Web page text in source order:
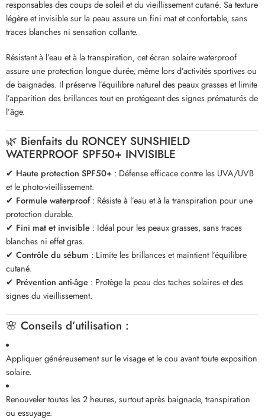
responsables des coups de soleil et du vieillissement cutané. Sa texture
légère et invisible sur la peau assure un fini mat et confortable, sans
traces blanches ni sensation collante.
Résistant à l’eau et à la transpiration, cet écran solaire waterproof
assure une protection longue durée, même lors d’activités sportives ou
de baignades. Il préserve l’équilibre naturel des peaux grasses et limite
l’apparition des brillances tout en protégeant des signes prématurés de
l’âge.
🌿 Bienfaits du RONCEY SUNSHIELD
WATERPROOF SPF50+ INVISIBLE
✔ Haute protection SPF50+ : Défense efficace contre les UVA/UVB
et le photo-vieillissement.
✔ Formule waterproof: Résiste à l’eau et à la transpiration pour une
protection durable.
✔ Fini mat et invisible : Idéal pour les peaux grasses, sans traces
blanches ni effet gras.
✔ Contrôle du sébum : Limite les brillances et maintient l’équilibre
cutané.
✔ Prévention anti-âge : Protège la peau des taches solaires et des
signes du vieillissement.
🌸 Conseils d’utilisation :
Appliquer généreusement sur le visage et le cou avant toute exposition
solaire.
Renouveler toutes les 2 heures, surtout après baignade, transpiration
ou essuyage.